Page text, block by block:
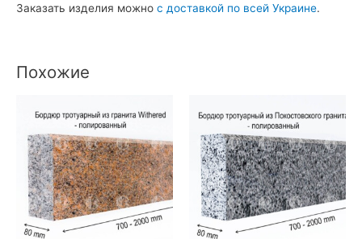
Заказать изделия можно с доставкой по всей Украине.
Похожие